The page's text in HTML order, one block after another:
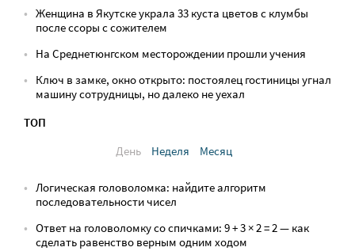
Женщина в Якутске украла 33 куста цветов с клумбы
после ссоры с сожителем
На Среднетюнгском месторождении прошли учения
Ключ в замке, окно открыто: постоялец гостиницы угнал
машину сотрудницы, но далеко не уехал
ТОП
День
Неделя Месяц
Логическая головоломка: найдите алгоритм
последовательности чисел
Ответ на головоломку со спичками: 9 + 3 × 2 = 2 — как
сделать равенство верным одним ходом